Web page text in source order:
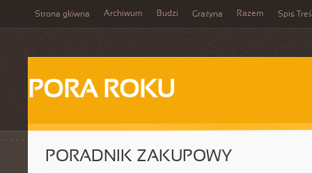
Strona główna Archiwum Budzi Grażyna Razem Spis
PORA ROKU
PORADNIK ZAKUPOWY